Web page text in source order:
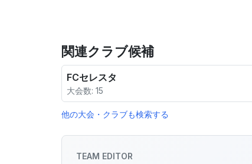
関連クラブ候補
FCセレスタ
大会数: 15
他の大会・クラブも検索する
TEAM EDITOR